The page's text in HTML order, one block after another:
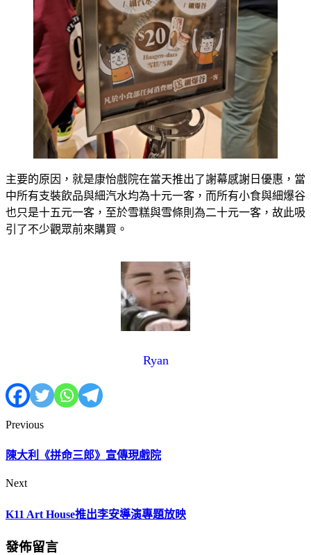
主要的原因，就是康怡戲院在當天推出了謝幕感謝日優惠，當
中所有支裝飲品與細汽水均為十元一客，而所有小食與細爆谷
也只是十五元一客，至於雪糕與雪條則為二十元一客，故此吸
引了不少觀眾前來購買。
Ryan
Previous
陳大利《拼命三郎》宣傳現戲院
Next
K11 Art House推出李安導演專題放映
發佈留言